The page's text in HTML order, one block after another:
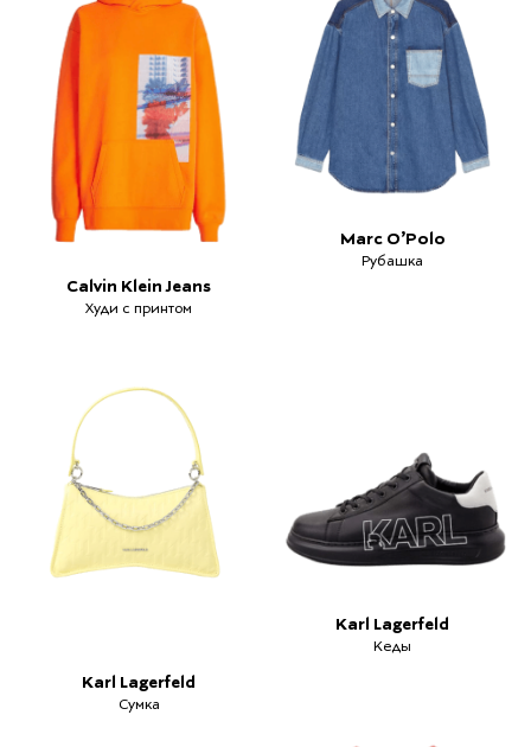
Calvin Klein Jeans
Худи с принтом
Marc O’Polo
Рубашка
Karl Lagerfeld
Сумка
Karl Lagerfeld
Кеды